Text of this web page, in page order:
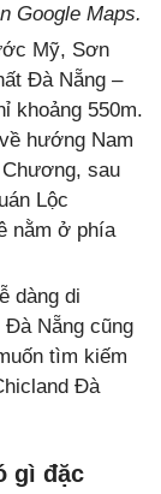
Google Maps.
Mỹ, Sơn
Đà Nẵng –
khoảng 550m.
hướng Nam
sau
Lộc
nằm ở phía
dàng di
Nẵng cũng
tìm kiếm
Đà
gì đặc